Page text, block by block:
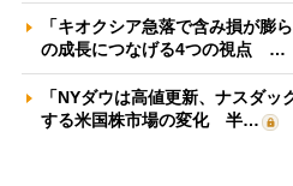
「キオクシア急落で含み損が膨
の成長につなげる4つの視点 …
「NYダウは高値更新、ナスダ
する米国株市場の変化 半…